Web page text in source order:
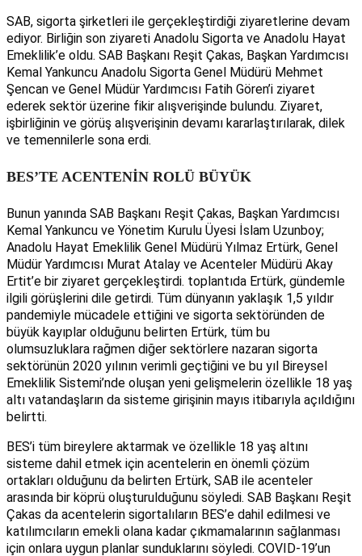
SAB, sigorta şirketleri ile gerçekleştirdiği ziyaretlerine devam
ediyor. Birliğin son ziyareti Anadolu Sigorta ve Anadolu Hayat
Emeklilik’e oldu. SAB Başkanı Reşit Çakas, Başkan Yardımcısı
Kemal Yankuncu Anadolu Sigorta Genel Müdürü Mehmet
Şencan ve Genel Müdür Yardımcısı Fatih Gören’i ziyaret
ederek sektör üzerine fikir alışverişinde bulundu. Ziyaret,
işbirliğinin ve görüş alışverişinin devamı kararlaştırılarak, dilek
ve temennilerle sona erdi.
BES’TE ACENTENİN ROLÜ BÜYÜK
Bunun yanında SAB Başkanı Reşit Çakas, Başkan Yardımcısı
Kemal Yankuncu ve Yönetim Kurulu Üyesi İslam Uzunboy;
Anadolu Hayat Emeklilik Genel Müdürü Yılmaz Ertürk, Genel
Müdür Yardımcısı Murat Atalay ve Acenteler Müdürü Akay
Ertit’e bir ziyaret gerçekleştirdi. toplantıda Ertürk, gündemle
ilgili görüşlerini dile getirdi. Tüm dünyanın yaklaşık 1,5 yıldır
pandemiyle mücadele ettiğini ve sigorta sektöründen de
büyük kayıplar olduğunu belirten Ertürk, tüm bu
olumsuzluklara rağmen diğer sektörlere nazaran sigorta
sektörünün 2020 yılının verimli geçtiğini ve bu yıl Bireysel
Emeklilik Sistemi’nde oluşan yeni gelişmelerin özellikle 18 yaş
altı vatandaşların da sisteme girişinin mayıs itibarıyla açıldığını
belirtti.
BES’i tüm bireylere aktarmak ve özellikle 18 yaş altını
sisteme dahil etmek için acentelerin en önemli çözüm
ortakları olduğunu da belirten Ertürk, SAB ile acenteler
arasında bir köprü oluşturulduğunu söyledi. SAB Başkanı Reşit
Çakas da acentelerin sigortalıların BES’e dahil edilmesi ve
katılımcıların emekli olana kadar çıkmamalarının sağlanması
için onlara uygun planlar sunduklarını söyledi. COVID-19’un